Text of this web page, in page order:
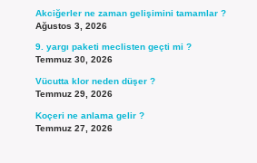
Akciğerler ne zaman gelişimini tamamlar ?
Ağustos 3, 2026
9. yargı paketi meclisten geçti mi ?
Temmuz 30, 2026
Vücutta klor neden düşer ?
Temmuz 29, 2026
Koçeri ne anlama gelir ?
Temmuz 27, 2026